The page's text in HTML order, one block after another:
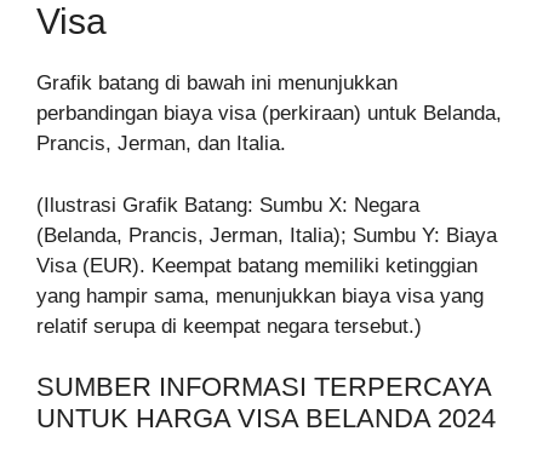
Visa
Grafik batang di bawah ini menunjukkan
perbandingan biaya visa (perkiraan) untuk Belanda,
Prancis, Jerman, dan Italia.
(Ilustrasi Grafik Batang: Sumbu X: Negara
(Belanda, Prancis, Jerman, Italia); Sumbu Y: Biaya
Visa (EUR). Keempat batang memiliki ketinggian
yang hampir sama, menunjukkan biaya visa yang
relatif serupa di keempat negara tersebut.)
SUMBER INFORMASI TERPERCAYA
UNTUK HARGA VISA BELANDA 2024